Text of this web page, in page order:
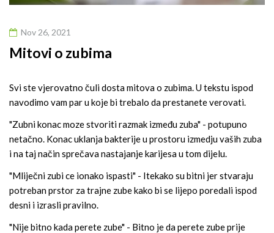
Nov 26, 2021
Mitovi o zubima
Svi ste vjerovatno čuli dosta mitova o zubima. U tekstu ispod
navodimo vam par u koje bi trebalo da prestanete verovati.
"Zubni konac moze stvoriti razmak između zuba" - potupuno
netačno. Konac uklanja bakterije u prostoru izmedju vaših zuba
i na taj način sprečava nastajanje karijesa u tom dijelu.
"Mliječni zubi ce ionako ispasti" - Itekako su bitni jer stvaraju
potreban prstor za trajne zube kako bi se lijepo poredali ispod
desni i izrasli pravilno.
"Nije bitno kada perete zube" - Bitno je da perete zube prije